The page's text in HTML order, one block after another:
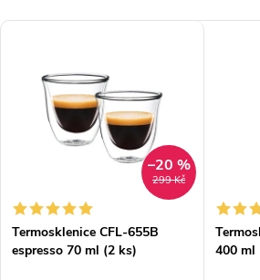
299 Kč
–20 %
Termosklenice CFL-655B
espresso 70 ml (2 ks)
400 ml